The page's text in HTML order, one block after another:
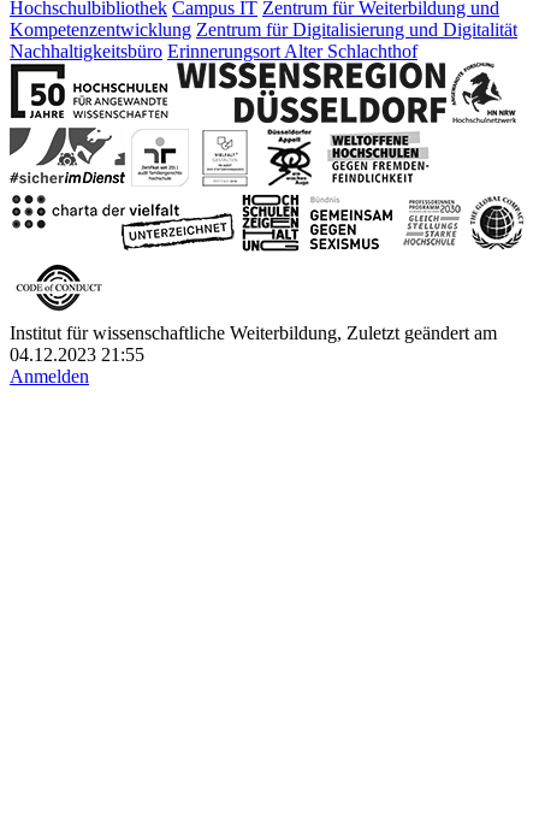
Hochschulbibliothek Campus IT Zentrum für Weiterbildung und
Kompetenzentwicklung Zentrum für Digitalisierung und Digitalität
Nachhaltigkeitsbüro Erinnerungsort Alter Schlachthof
Institut für wissenschaftliche Weiterbildung, Zuletzt geändert am
04.12.2023 21:55
Anmelden